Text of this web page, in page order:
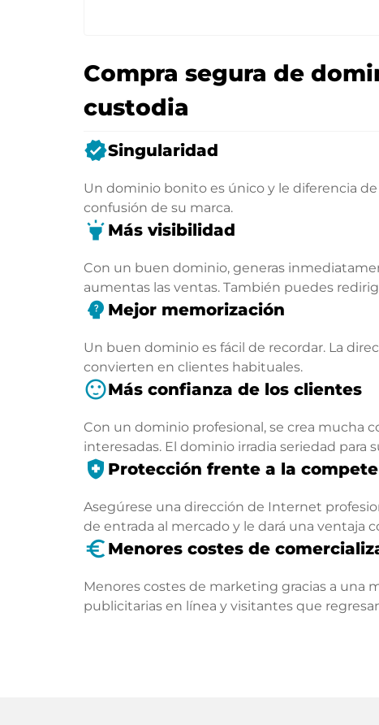
Compra segura de
custodia
verifiedSingularidad
Un dominio bonito es único y le diferencia
confusión de su marca.
highlight Más visibilidad
Con un buen dominio, generas
aumentas las ventas. También puedes
psychology_alt Mejor memorización
Un buen dominio es fácil de recordar. La
convierten en clientes habituales.
sentiment_satisfiedMás confianza de los clientes
Con un dominio profesional, se crea mucha
interesadas. El dominio irradia seriedad para
health_and_safety Protección frente a la
Asegúrese una dirección de Internet
de entrada al mercado y le dará una ventaja
euro_symbol Menores costes de
Menores costes de marketing gracias a una
publicitarias en línea y visitantes que